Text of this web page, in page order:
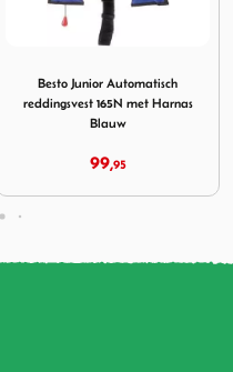
Besto Junior Automatisch
reddingsvest 165N met Harnas
Blauw
95